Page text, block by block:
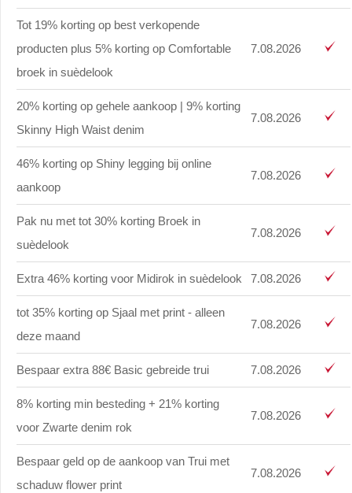
Tot 19% korting op best verkopende
producten plus 5% korting op Comfortable
broek in suèdelook
7.08.2026
20% korting op gehele aankoop | 9% korting
Skinny High Waist denim
7.08.2026
46% korting op Shiny legging bij online
aankoop
7.08.2026
Pak nu met tot 30% korting Broek in
suèdelook
7.08.2026
Extra 46% korting voor Midirok in suèdelook 7.08.2026
tot 35% korting op Sjaal met print - alleen
deze maand
7.08.2026
Bespaar extra 88€ Basic gebreide trui 7.08.2026
8% korting min besteding + 21% korting
voor Zwarte denim rok
7.08.2026
Bespaar geld op de aankoop van Trui met
schaduw flower print
7.08.2026